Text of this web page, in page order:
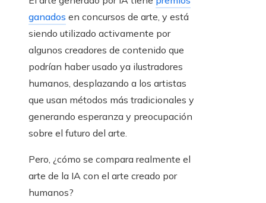
ganados en concursos de arte, y está
siendo utilizado activamente por
algunos creadores de contenido que
podrían haber usado ya ilustradores
humanos, desplazando a los artistas
que usan métodos más tradicionales y
generando esperanza y preocupación
sobre el futuro del arte.
Pero, ¿cómo se compara realmente el
arte de la IA con el arte creado por
humanos?